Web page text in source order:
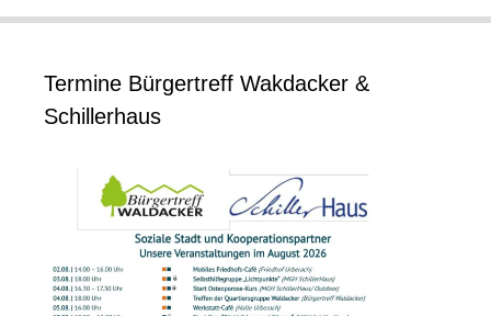
Termine Bürgertreff Wakdacker &
Schillerhaus